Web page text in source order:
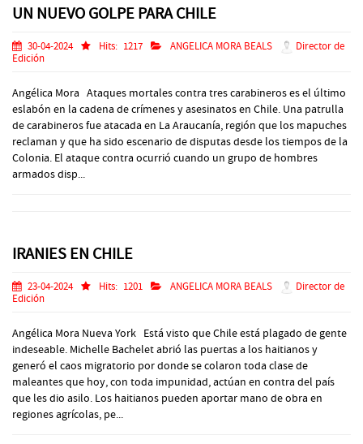
UN NUEVO GOLPE PARA CHILE
30-04-2024 Hits: 1217 ANGELICA MORA BEALS
Director de
Edición
Angélica Mora Ataques mortales contra tres carabineros es el último
eslabón en la cadena de crímenes y asesinatos en Chile. Una patrulla
de carabineros fue atacada en La Araucanía, región que los mapuches
reclaman y que ha sido escenario de disputas desde los tiempos de la
Colonia. El ataque contra ocurrió cuando un grupo de hombres
armados disp...
IRANIES EN CHILE
23-04-2024 Hits: 1201 ANGELICA MORA BEALS
Director de
Edición
Angélica Mora Nueva York Está visto que Chile está plagado de gente
indeseable. Michelle Bachelet abrió las puertas a los haitianos y
generó el caos migratorio por donde se colaron toda clase de
maleantes que hoy, con toda impunidad, actúan en contra del país
que les dio asilo. Los haitianos pueden aportar mano de obra en
regiones agrícolas, pe...